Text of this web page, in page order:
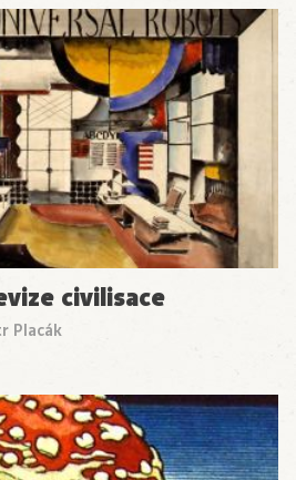
civilisace
Placák